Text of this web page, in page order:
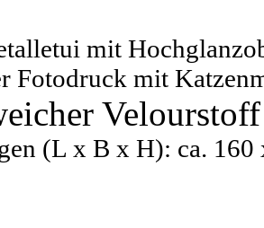
mit
Fotodruck mit
Velourstoff
(L x B x H): ca.